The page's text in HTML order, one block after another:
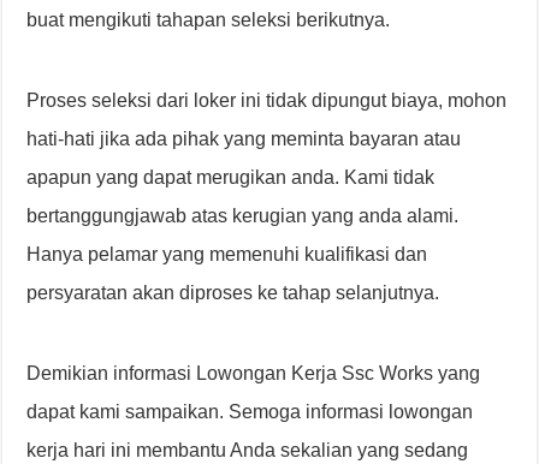
buat mengikuti tahapan seleksi berikutnya.
Proses seleksi dari loker ini tidak dipungut biaya, mohon
hati-hati jika ada pihak yang meminta bayaran atau
apapun yang dapat merugikan anda. Kami tidak
bertanggungjawab atas kerugian yang anda alami.
Hanya pelamar yang memenuhi kualifikasi dan
persyaratan akan diproses ke tahap selanjutnya.
Demikian informasi Lowongan Kerja Ssc Works yang
dapat kami sampaikan. Semoga informasi lowongan
kerja hari ini membantu Anda sekalian yang sedang